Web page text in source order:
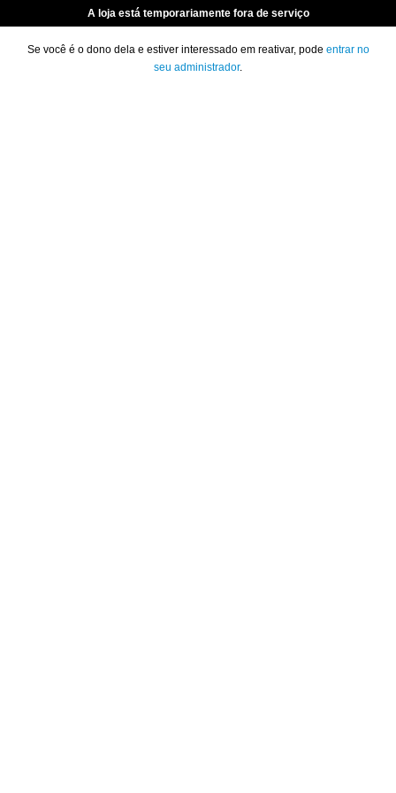
A loja está temporariamente fora de serviço
Se você é o dono dela e estiver interessado em reativar, pode entrar no
seu administrador.